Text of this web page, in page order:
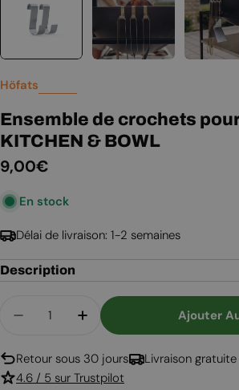
Höfats
Ensemble de crochets
KITCHEN & BOWL
Prix
régulier
9,00€
En stock
Délai de livraison: 1-2 semaines
Description
Diminuer La Quantité Pour
Augmenter La
Ajouter
Retour sous 30 jours
Livraison
4.6 / 5 sur Trustpilot